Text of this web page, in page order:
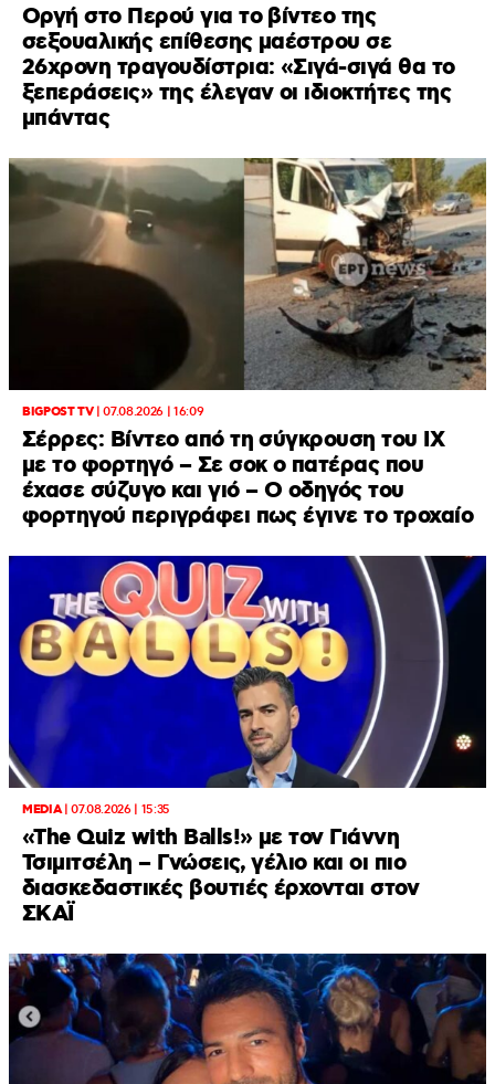
Οργή στο Περού για το βίντεο της
σεξουαλικής επίθεσης μαέστρου σε
26χρονη τραγουδίστρια: «Σιγά-σιγά θα το
ξεπεράσεις» της έλεγαν οι ιδιοκτήτες της
μπάντας
BIGPOST TV|07.08.2026 | 16:09
Σέρρες: Βίντεο από τη σύγκρουση του ΙΧ
με το φορτηγό – Σε σοκ ο πατέρας που
έχασε σύζυγο και γιό – Ο οδηγός του
φορτηγού περιγράφει πως έγινε το τροχαίο
MEDIA|07.08.2026 | 15:35
«The Quiz with Balls!» με τον Γιάννη
Τσιμιτσέλη – Γνώσεις, γέλιο και οι πιο
διασκεδαστικές βουτιές έρχονται στον
ΣΚΑΪ